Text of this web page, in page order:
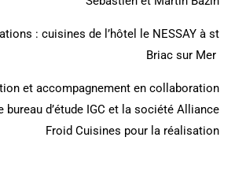
: cuisines de l’hôtel le NESSAY à st
Briac sur Mer
et accompagnement en collaboration
bureau d’étude IGC et la société Alliance
Froid Cuisines pour la réalisation